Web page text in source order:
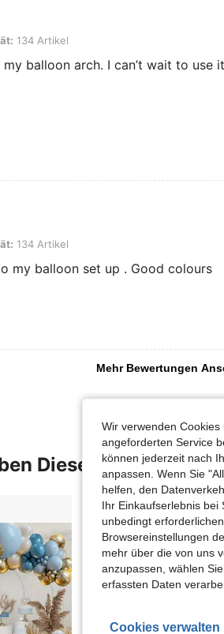
Artikel
134 Artikel
balloon arch. I can’t wait to use
Artikel
134 Artikel
my balloon set up . Good colours
Mehr Bewertungen
Diese Artikel Auch
Wir verwenden
angeforderten Service
können jederzeit nach
anpassen. Wenn Sie
helfen, den
Ihr Einkaufserlebnis bei
unbedingt
Browsereinstellungen
mehr über die von uns
anzupassen, wählen
erfassten Daten
Cookies verwalten